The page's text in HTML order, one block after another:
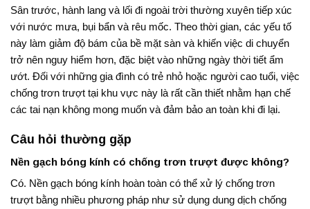
Sân trước, hành lang và lối đi ngoài trời thường xuyên tiếp xúc
với nước mưa, bụi bẩn và rêu mốc. Theo thời gian, các yếu tố
này làm giảm độ bám của bề mặt sàn và khiến việc di chuyển
trở nên nguy hiểm hơn, đặc biệt vào những ngày thời tiết ẩm
ướt. Đối với những gia đình có trẻ nhỏ hoặc người cao tuổi, việc
chống trơn trượt tại khu vực này là rất cần thiết nhằm hạn chế
các tai nạn không mong muốn và đảm bảo an toàn khi đi lại.
Câu hỏi thường gặp
Nền gạch bóng kính có chống trơn trượt được không?
Có. Nền gạch bóng kính hoàn toàn có thể xử lý chống trơn
trượt bằng nhiều phương pháp như sử dụng dung dịch chống